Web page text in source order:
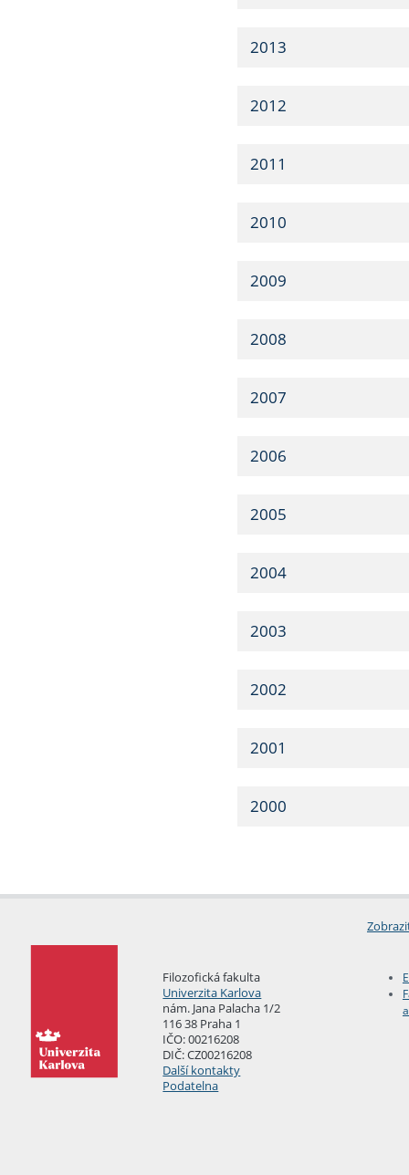
2013
2012
2011
2010
2009
2008
2007
2006
2005
2004
2003
2002
2001
2000
Filozofická fakulta
Univerzita Karlova
nám. Jana Palacha 1/2
116 38 Praha 1
IČO: 00216208
DIČ: CZ00216208
Další kontakty
Podatelna